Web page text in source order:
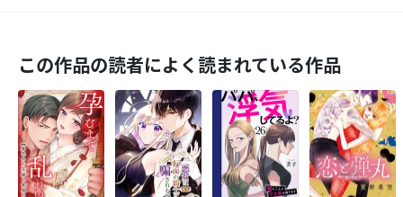
この作品の読者によく読まれている作品